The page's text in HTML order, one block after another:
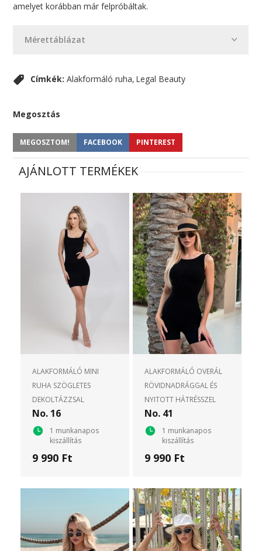
Mérettáblázat
amelyet korábban már felpróbáltak.
Címkék: Alakformáló ruha Legal Beauty
Megosztás
MEGOSZTOM! FACEBOOK PINTEREST
AJÁNLOTT TERMÉKEK
ALAKFORMÁLÓ MINI
RUHA SZÖGLETES
DEKOLTÁZZSAL
No. 16
1 munkanapos
kiszállítás
9 990 Ft
ALAKFORMÁLÓ OVERÁL
RÖVIDNADRÁGGAL ÉS
NYITOTT HÁTRÉSSZEL
No. 41
1 munkanapos
kiszállítás
9 990 Ft